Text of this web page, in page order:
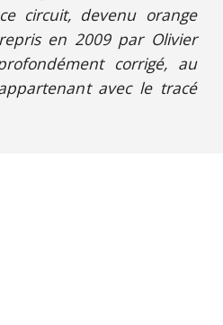
circuit, devenu orange
en 2009 par Olivier
corrigé, au
avec le tracé